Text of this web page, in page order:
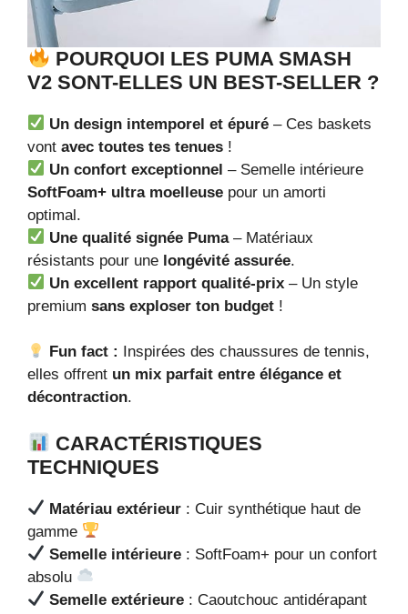
POURQUOI LES PUMA SMASH
V2 SONT-ELLES UN BEST-SELLER ?
Un design intemporel et épuré – Ces baskets
vont avec toutes tes tenues !
Un confort exceptionnel – Semelle intérieure
SoftFoam+ ultra moelleuse pour un amorti
optimal.
Une qualité signée Puma– Matériaux
résistants pour une longévité assurée.
Un excellent rapport qualité-prix – Un style
premium sans exploser ton budget !
Fun fact :
Inspirées des chaussures de tennis,
elles offrent un mix parfait entre élégance et
décontraction.
CARACTÉRISTIQUES
TECHNIQUES
Matériau extérieur : Cuir synthétique haut de
gamme
Semelle intérieure : SoftFoam+ pour un confort
absolu
Semelle extérieure : Caoutchouc antidérapant